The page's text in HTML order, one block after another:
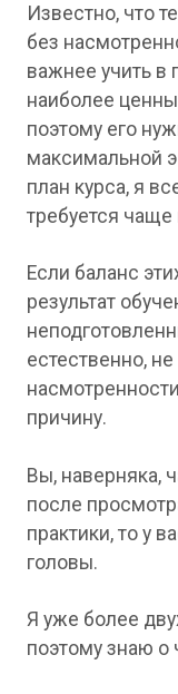
Известно, что
без
важнее учить в
наиболее
поэтому его
максимальной
план курса, я
требуется чаще
Если баланс
результат
естественно,
причину.
Вы, наверняка,
после
практики, то у
головы.
Я уже более
поэтому знаю о